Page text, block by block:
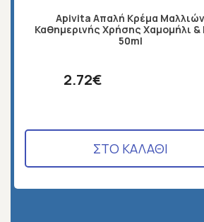
Apivita Απαλή Κρέμα Μαλλιών
Καθημερινής Χρήσης Χαμομήλι &
50ml
2.72€
ΣΤΟ ΚΑΛΑΘΙ